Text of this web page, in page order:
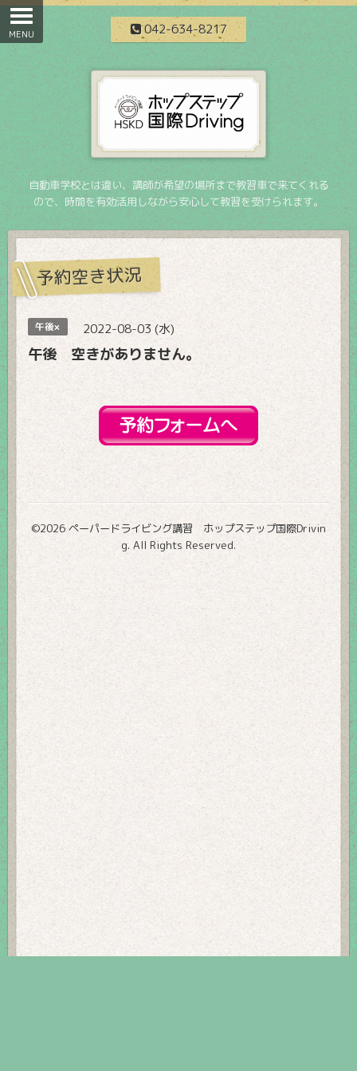
042-634-8217
自動車学校とは違い、講師が希望の場所まで教習車で来てくれる
ので、時間を有効活用しながら安心して教習を受けられます。
予約空き状況
午後× 2022-08-03 (水)
午後 空きがありません。
©2026 ペーパードライビング講習 ホップステップ国際Drivin
g. All Rights Reserved.